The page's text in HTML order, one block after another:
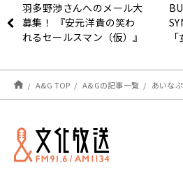
羽多野渉さんへのメール大
募集！ 『安元洋貴の笑わ
れるセールスマン（仮）』
月
A&G TOP A&Gの記事一覧 あいなぷ